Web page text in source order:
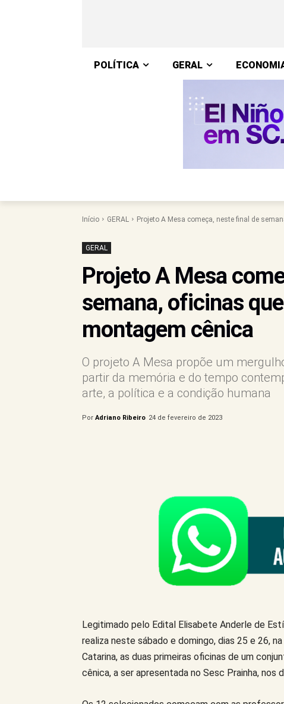
POLÍTICA GERAL
Início GERAL Projeto A Mesa começa, neste final de
GERAL
Projeto A Mesa
semana, oficinas
montagem cênica
O projeto A Mesa propõe um
partir da memória e do tempo
arte, a política e a condição humana
Por Adriano Ribeiro 24 de fevereiro de 2023
Legitimado pelo Edital Elisabete Anderle de
realiza neste sábado e domingo, dias 25 e 26,
Catarina, as duas primeiras oficinas de um
cênica, a ser apresentada no Sesc Prainha, nos